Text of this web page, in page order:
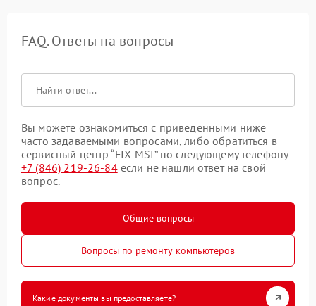
FAQ. Ответы на вопросы
Вы можете ознакомиться с приведенными ниже
часто задаваемыми вопросами, либо обратиться в
сервисный центр “FIX-MSI” по следующему телефону
+7 (846) 219-26-84если не нашли ответ на свой
вопрос.
Общие вопросы
Вопросы по ремонту компьютеров
Какие документы вы предоставляете?